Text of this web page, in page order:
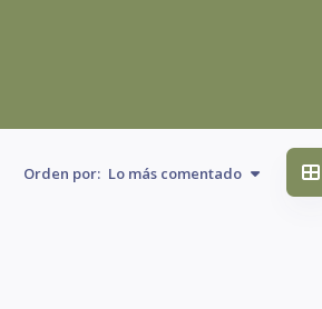
Orden por: Lo más comentado